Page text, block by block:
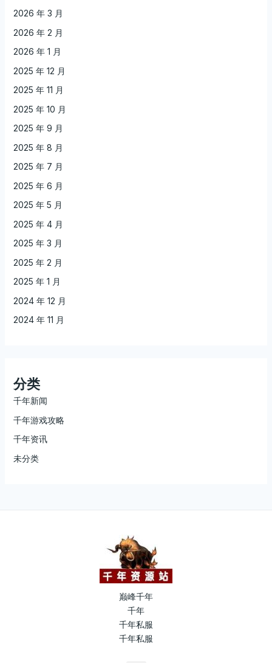
2026 年 3 月
2026 年 2 月
2026 年 1 月
2025 年 12 月
2025 年 11 月
2025 年 10 月
2025 年 9 月
2025 年 8 月
2025 年 7 月
2025 年 6 月
2025 年 5 月
2025 年 4 月
2025 年 3 月
2025 年 2 月
2025 年 1 月
2024 年 12 月
2024 年 11 月
分类
千年新闻
千年游戏攻略
千年资讯
未分类
巅峰千年
千年
千年私服
千年私服